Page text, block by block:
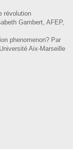
révolution
Gambert, AFEP,
phenomenon? Par
Aix-Marseille